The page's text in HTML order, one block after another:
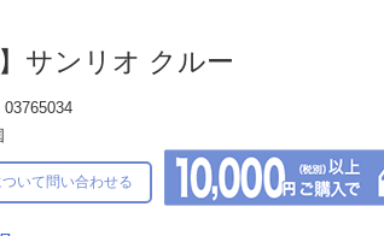
】サンリオ クルー
いて問い合わせる